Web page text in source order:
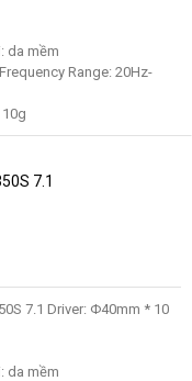
da mềm
Range: 20Hz-
7.1
7.1 Driver: Φ40mm * 10
da mềm